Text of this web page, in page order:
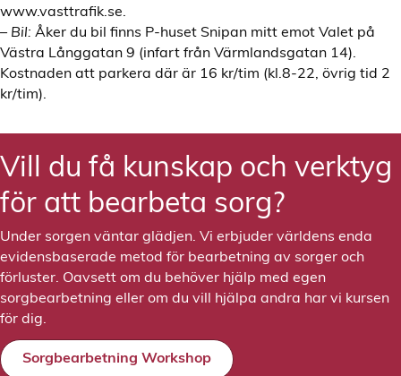
www.vasttrafik.se.
– Bil: Åker du bil finns P-huset Snipan mitt emot Valet på
Västra Långgatan 9 (infart från Värmlandsgatan 14).
Kostnaden att parkera där är 16 kr/tim (kl.8-22, övrig tid 2
kr/tim).
Vill du få kunskap och verktyg
för att bearbeta sorg?
Under sorgen väntar glädjen. Vi erbjuder världens enda
evidensbaserade metod för bearbetning av sorger och
förluster. Oavsett om du behöver hjälp med egen
sorgbearbetning eller om du vill hjälpa andra har vi kursen
för dig.
Sorgbearbetning Workshop